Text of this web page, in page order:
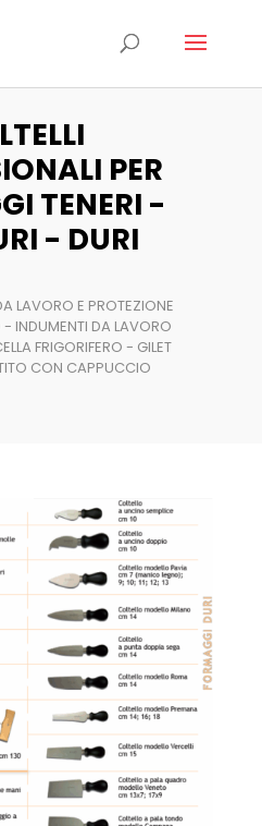
PER
TENERI -
- DURI
LAVORO E PROTEZIONE
- INDUMENTI DA LAVORO
FRIGORIFERO - GILET
CON CAPPUCCIO